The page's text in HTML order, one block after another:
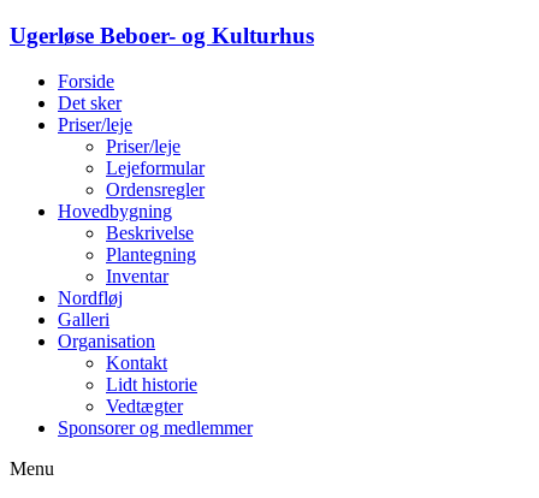
Ugerløse Beboer- og Kulturhus
Forside
Det sker
Priser/leje
Priser/leje
Lejeformular
Ordensregler
Hovedbygning
Beskrivelse
Plantegning
Inventar
Nordfløj
Galleri
Organisation
Kontakt
Lidt historie
Vedtægter
Sponsorer og medlemmer
Menu